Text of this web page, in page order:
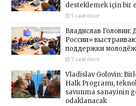
desteklemek için bir
5 saat önce
Владислав
России»
поддержки
7 saat önce
Vladislav Golovin:
Halk Programı,
savunma sanayinin
odaklanacak